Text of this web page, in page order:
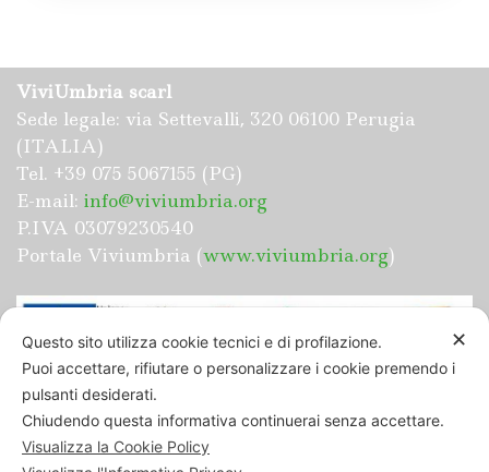
ViviUmbria scarl
Sede legale: via Settevalli, 320 06100 Perugia
(ITALIA)
Tel. +39 075 5067155 (PG)
E-mail: info@viviumbria.org
P.IVA 03079230540
Portale Viviumbria (www.viviumbria.org)
“UMBRIAPERTA: BANDO PER IL SOSTEGNO
ALL’ATTIVITÀ DI INCOMING” NUOVO
PIANO DI SVILUPPO E COESIONE FSC”
✕
Questo sito utilizza cookie tecnici e di profilazione.
Puoi accettare, rifiutare o personalizzare i cookie premendo i
pulsanti desiderati.
Chiudendo questa informativa continuerai senza accettare.
Visualizza la Cookie Policy